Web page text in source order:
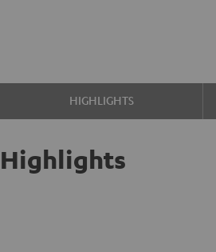
HIGHLIGHTS
Highlights